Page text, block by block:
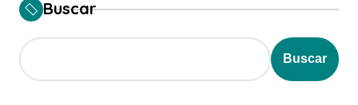
Buscar
Buscar